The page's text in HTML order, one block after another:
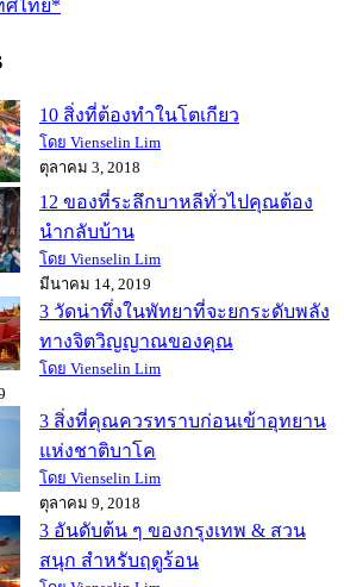
ศไทย*
10 สิ่งที่ต้องทำในโตเกียว
โดย Vienselin Lim
ตุลาคม 3, 2018
12 ของที่ระลึกบาหลีทั่วไปคุณต้อง
นำกลับบ้าน
โดย Vienselin Lim
มีนาคม 14, 2019
3 วัดน่าทึ่งในพัทยาที่จะยกระดับพลัง
ทางจิตวิญญาณของคุณ
โดย Vienselin Lim
3 สิ่งที่คุณควรทราบก่อนเข้าอุทยาน
แห่งชาติบาโค
โดย Vienselin Lim
ตุลาคม 9, 2018
3 อันดับต้น ๆ ของกรุงเทพ & สวน
สนุก สำหรับฤดูร้อน